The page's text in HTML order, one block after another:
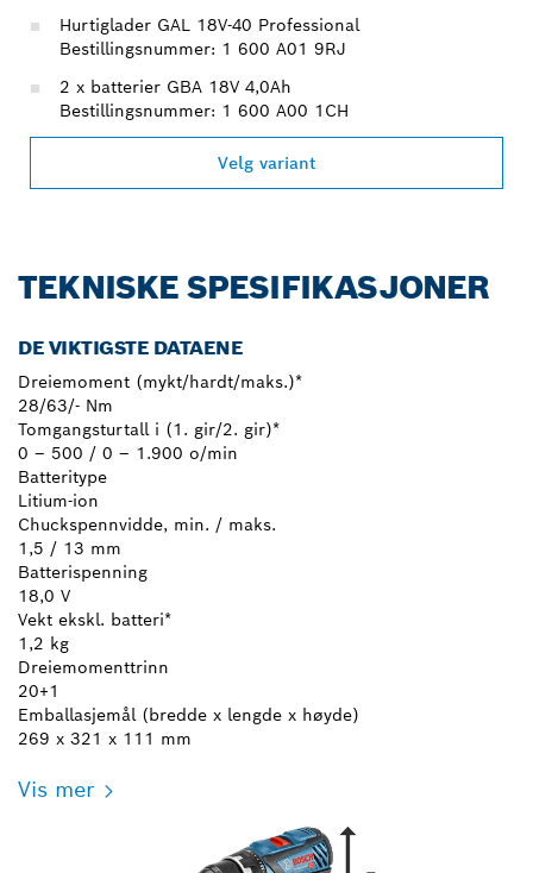
Hurtiglader GAL 18V-40 Professional
Bestillingsnummer: 1 600 A01 9RJ
2 x batterier GBA 18V 4,0Ah
Bestillingsnummer: 1 600 A00 1CH
Velg variant
TEKNISKE SPESIFIKASJONER
DE VIKTIGSTE DATAENE
Dreiemoment (mykt/hardt/maks.)*
28/63/- Nm
Tomgangsturtall i (1. gir/2. gir)*
0 – 500 / 0 – 1.900 o/min
Batteritype
Litium-ion
Chuckspennvidde, min. / maks.
1,5 / 13 mm
Batterispenning
18,0 V
Vekt ekskl. batteri*
1,2 kg
Dreiemomenttrinn
20+1
Emballasjemål (bredde x lengde x høyde)
269 x 321 x 111 mm
Vis mer